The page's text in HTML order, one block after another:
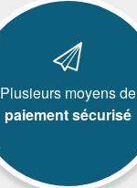
Plusieurs moyens de
paiement sécurisé